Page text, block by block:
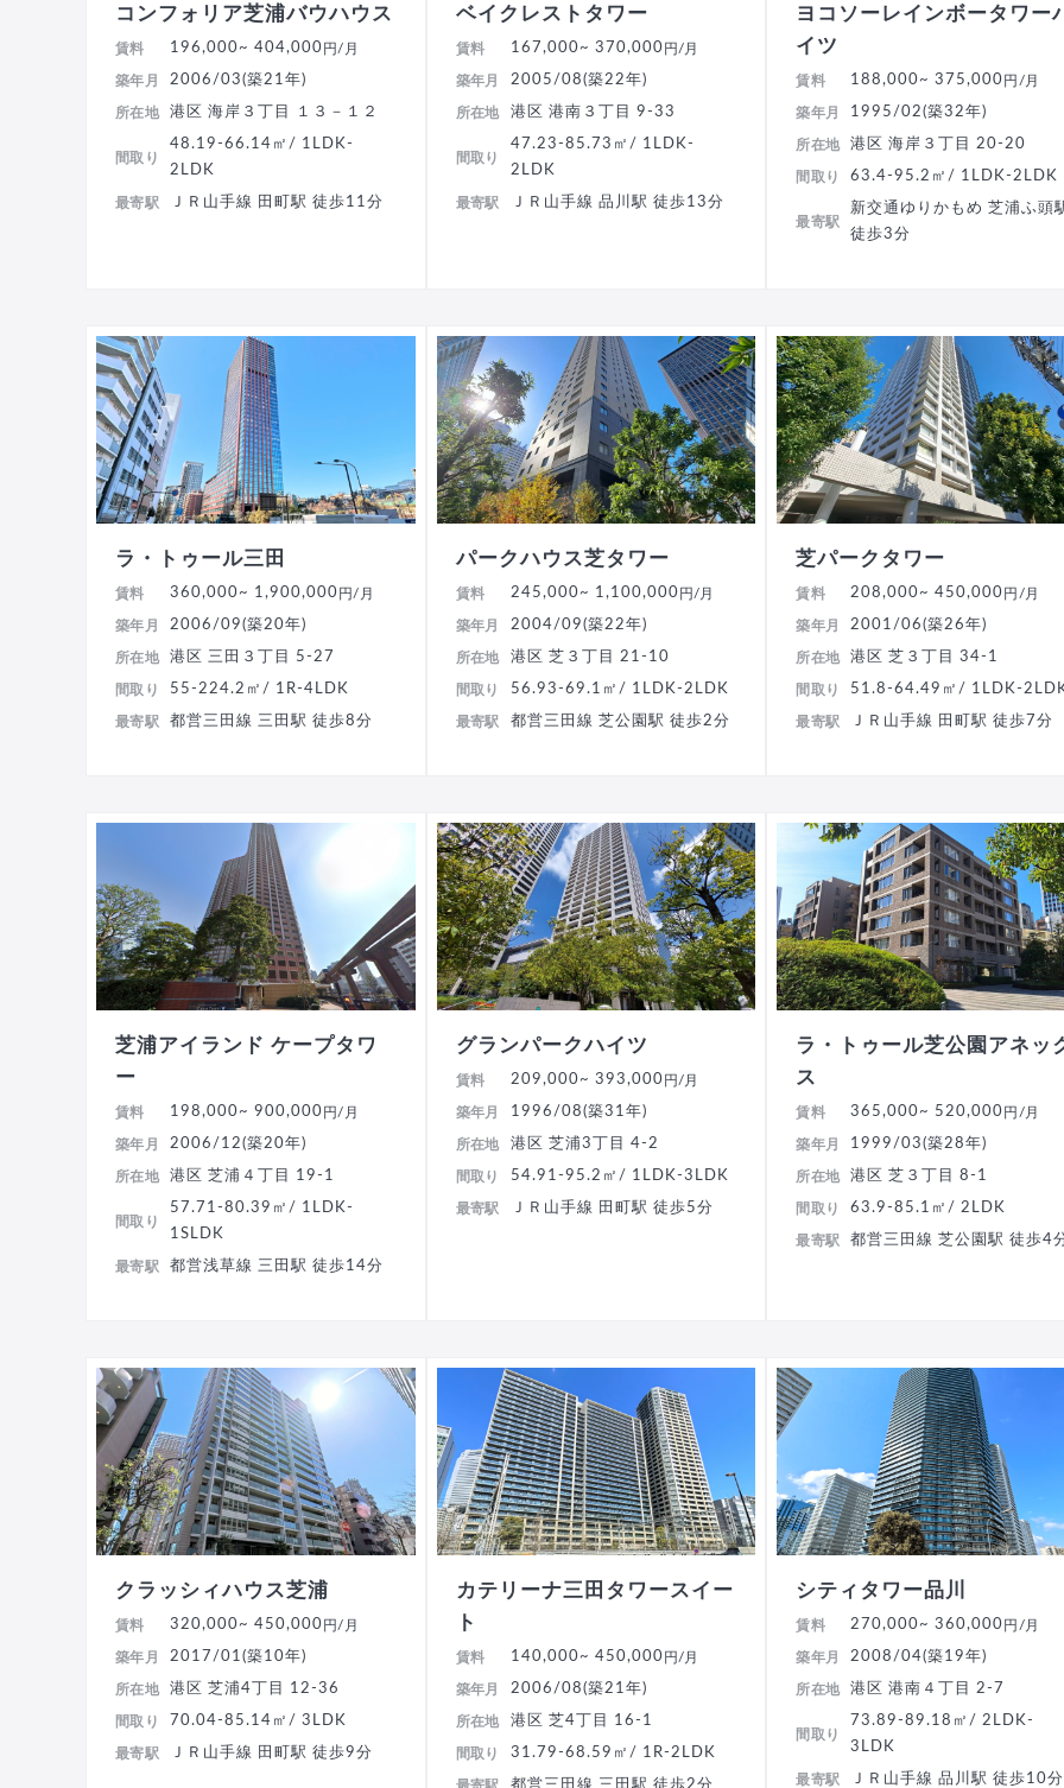
コンフォリア芝浦バウハウス
賃料 196,000~ 404,000 円/月
築年月 2006/03(築21年)
所在地 港区 海岸３丁目 １３－１２
間取り
48.19-66.14㎡/ 1LDK-
2LDK
最寄駅 ＪＲ山手線 田町駅 徒歩11分
ベイクレストタワー
賃料 167,000~ 370,000 円/月
築年月 2005/08(築22年)
所在地 港区 港南３丁目 9-33
間取り
47.23-85.73㎡/ 1LDK-
2LDK
最寄駅 ＪＲ山手線 品川駅 徒歩13分
ヨコソーレインボータワー
イツ
賃料 188,000~ 375,000 円/月
築年月 1995/02(築32年)
所在地 港区 海岸３丁目 20-20
間取り 63.4-95.2㎡/ 1LDK-2LDK
最寄駅
新交通ゆりかもめ 芝浦ふ頭
徒歩3分
ラ・トゥール三田
賃料 360,000~ 1,900,000 円/月
築年月 2006/09(築20年)
所在地 港区 三田３丁目 5-27
間取り 55-224.2㎡/ 1R-4LDK
最寄駅 都営三田線 三田駅 徒歩8分
パークハウス芝タワー
賃料 245,000~ 1,100,000 円/月
築年月 2004/09(築22年)
所在地 港区 芝３丁目 21-10
間取り 56.93-69.1㎡/ 1LDK-2LDK
最寄駅 都営三田線 芝公園駅 徒歩2分
芝パークタワー
賃料 208,000~ 450,000 円/月
築年月 2001/06(築26年)
所在地 港区 芝３丁目 34-1
間取り 51.8-64.49㎡/ 1LDK-
最寄駅 ＪＲ山手線 田町駅 徒歩7分
芝浦アイランド ケープタワ
ー
賃料 198,000~ 900,000 円/月
築年月 2006/12(築20年)
所在地 港区 芝浦４丁目 19-1
間取り
57.71-80.39㎡/ 1LDK-
1SLDK
最寄駅 都営浅草線 三田駅 徒歩14分
グランパークハイツ
賃料 209,000~ 393,000 円/月
築年月 1996/08(築31年)
所在地 港区 芝浦3丁目 4-2
間取り 54.91-95.2㎡/ 1LDK-3LDK
最寄駅 ＪＲ山手線 田町駅 徒歩5分
ラ・トゥール芝公園アネッ
ス
賃料 365,000~ 520,000 円/月
築年月 1999/03(築28年)
所在地 港区 芝３丁目 8-1
間取り 63.9-85.1㎡/ 2LDK
最寄駅 都営三田線 芝公園駅 徒歩4
クラッシィハウス芝浦
賃料 320,000~ 450,000 円/月
築年月 2017/01(築10年)
所在地 港区 芝浦4丁目 12-36
間取り 70.04-85.14㎡/ 3LDK
最寄駅 ＪＲ山手線 田町駅 徒歩9分
カテリーナ三田タワースイー
ト
賃料 140,000~ 450,000 円/月
築年月 2006/08(築21年)
所在地 港区 芝4丁目 16-1
間取り 31.79-68.59㎡/ 1R-2LDK
シティタワー品川
賃料 270,000~ 360,000 円/月
築年月 2008/04(築19年)
所在地 港区 港南４丁目 2-7
間取り
73.89-89.18㎡/ 2LDK-
3LDK
最寄駅 ＪＲ山手線 品川駅 徒歩10分